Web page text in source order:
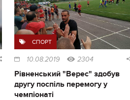
СПОРТ
10.08.2019 2304
Рівненський "Верес" здобув
другу поспіль перемогу у
чемпіонаті